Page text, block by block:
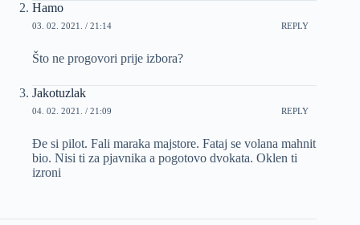
Hamo
03. 02. 2021. / 21:14 REPLY
Što ne progovori prije izbora?
Jakotuzlak
04. 02. 2021. / 21:09 REPLY
Đe si pilot. Fali maraka majstore. Fataj se volana mahnit
bio. Nisi ti za pjavnika a pogotovo dvokata. Oklen ti
izroni